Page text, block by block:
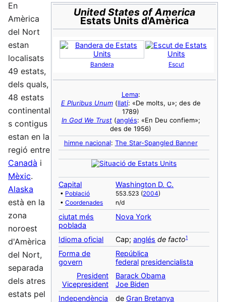
United States of America
Estats Units d'Amèrica
Bandera Escut
Lema:
E Pluribus Unum (llatí: «De molts, u»; des de
1789)
In God We Trust (anglés: «En Deu confiem»;
des de 1956)
himne nacional: The Star-Spangled Banner
Capital
• Població
•Coordenades
Washington D. C.
553.523 (2004)
n/d
ciutat més
poblada
Nova York
Idioma oficial Cap;anglés de facto1
Forma de
govern
República
federal presidencialista
President
Vicepresident
Barack Obama
Joe Biden
Independència
deGran Bretanya
En
Amèrica
del Nort
estan
localisats
49 estats,
dels quals,
48 estats
continental
s contigus
estan en la
regió entre
Canadà i
Mèxic.
Alaska
està en la
zona
noroest
d'Amèrica
del Nort,
separada
dels atres
estats pel